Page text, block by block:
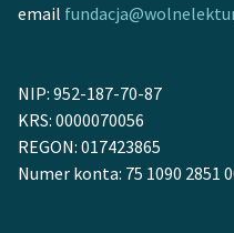
O nas
Kontakt
email
NIP: 952-187-70-87
KRS: 0000070056
REGON: 017423865
Numer konta: 75 1090 2851